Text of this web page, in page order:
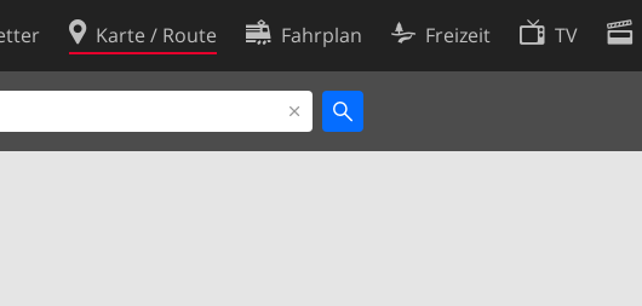
Karte / Route Fahrplan Freizeit TV
Cookie-Richtlinie
Cookie-Einstellungen